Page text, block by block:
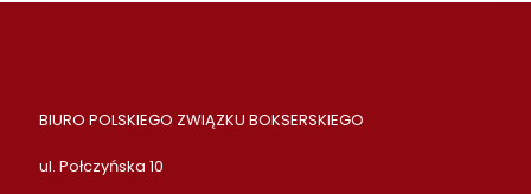
BIURO POLSKIEGO ZWIĄZKU BOKSERSKIEGO
ul. Połczyńska 10